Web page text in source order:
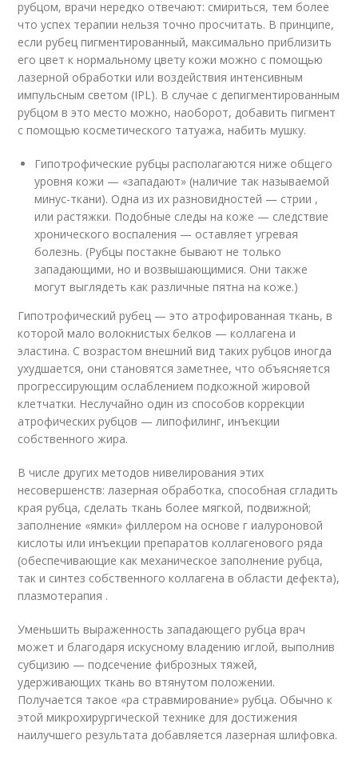
рубцом, врачи нередко отвечают: смириться, тем более
что успех терапии нельзя точно просчитать. В принципе,
если рубец пигментированный, максимально приблизить
его цвет к нормальному цвету кожи можно с помощью
лазерной обработки или воздействия интенсивным
импульсным светом (IPL). В случае с депигментированным
рубцом в это место можно, наоборот, добавить пигмент
с помощью косметического татуажа, набить мушку.
Гипотрофические рубцы располагаются ниже общего
уровня кожи — «западают» (наличие так называемой
минус-ткани). Одна из их разновидностей — стрии ,
или растяжки. Подобные следы на коже — следствие
хронического воспаления — оставляет угревая
болезнь. (Рубцы постакне бывают не только
западающими, но и возвышающимися. Они также
могут выглядеть как различные пятна на коже.)
Гипотрофический рубец — это атрофированная ткань, в
которой мало волокнистых белков — коллагена и
эластина. С возрастом внешний вид таких рубцов иногда
ухудшается, они становятся заметнее, что объясняется
прогрессирующим ослаблением подкожной жировой
клетчатки. Неслучайно один из способов коррекции
атрофических рубцов — липофилинг, инъекции
собственного жира.
В числе других методов нивелирования этих
несовершенств: лазерная обработка, способная сгладить
края рубца, сделать ткань более мягкой, подвижной;
заполнение «ямки» филлером на основе г иалуроновой
кислоты или инъекции препаратов коллагенового ряда
(обеспечивающие как механическое заполнение рубца,
так и синтез собственного коллагена в области дефекта),
плазмотерапия .
Уменьшить выраженность западающего рубца врач
может и благодаря искусному владению иглой, выполнив
субцизию — подсечение фиброзных тяжей,
удерживающих ткань во втянутом положении.
Получается такое «ра стравмирование» рубца. Обычно к
этой микрохирургической технике для достижения
наилучшего результата добавляется лазерная шлифовка.